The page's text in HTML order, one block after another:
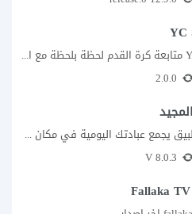
تطبيق YC Soccer متابعة كرة القدم لحظة بلحظة مع اقتراب مباراة مصر والأرجنتين في...
القران المجيد تطبيق يجمع عبادتك اليومية في مكان واحد إذا كنت تبحث عن تطبيق...